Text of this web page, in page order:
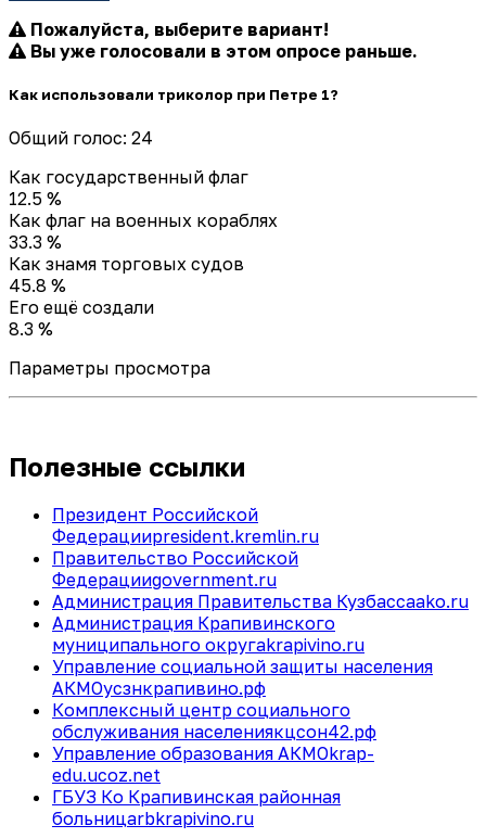
Пожалуйста, выберите вариант!
Вы уже голосовали в этом опросе раньше.
Как использовали триколор при Петре 1?
Общий голос: 24
Как государственный флаг
12.5 %
Как флаг на военных кораблях
33.3 %
Как знамя торговых судов
45.8 %
Его ещё создали
8.3 %
Параметры просмотра
Полезные ссылки
Президент Российской
Федерацииpresident.kremlin.ru
Правительство Российской
Федерацииgovernment.ru
Администрация Правительства Кузбассаako.ru
Администрация Крапивинского
муниципального округаkrapivino.ru
Управление социальной защиты населения
АКМОусзнкрапивино.рф
Комплексный центр социального
обслуживания населениякцсон42.рф
Управление образования АКМОkrap-
edu.ucoz.net
ГБУЗ Ко Крапивинская районная
больницаrbkrapivino.ru